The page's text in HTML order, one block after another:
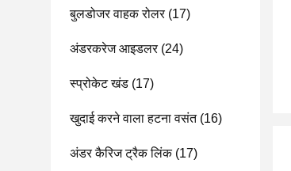
बुलडोजर वाहक रोलर(17)
अंडरकरेज आइडलर(24)
स्प्रोकेट खंड (17)
खुदाई करने वाला हटना वसंत(16)
अंडर कैरिज ट्रैक लिंक(17)